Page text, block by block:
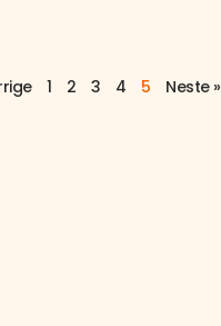
1 2 3 4 5 Neste »